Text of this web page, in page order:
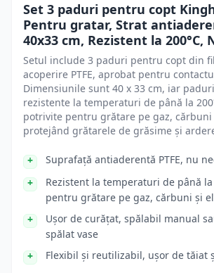
Set 3 paduri pentru copt
Pentru gratar, Strat
40x33 cm, Rezistent la 200°C,
Setul include 3 paduri pentru copt din
acoperire PTFE, aprobat pentru
Dimensiunile sunt 40 x 33 cm, iar
rezistente la temperaturi de până la
potrivite pentru grătare pe gaz, cărbuni
protejând grătarele de grăsime și
Suprafață antiaderentă PTFE, nu
Rezistent la temperaturi de până
pentru grătare pe gaz, cărbuni și
Ușor de curățat, spălabil manual
spălat vase
Flexibil și reutilizabil, ușor de tăiat